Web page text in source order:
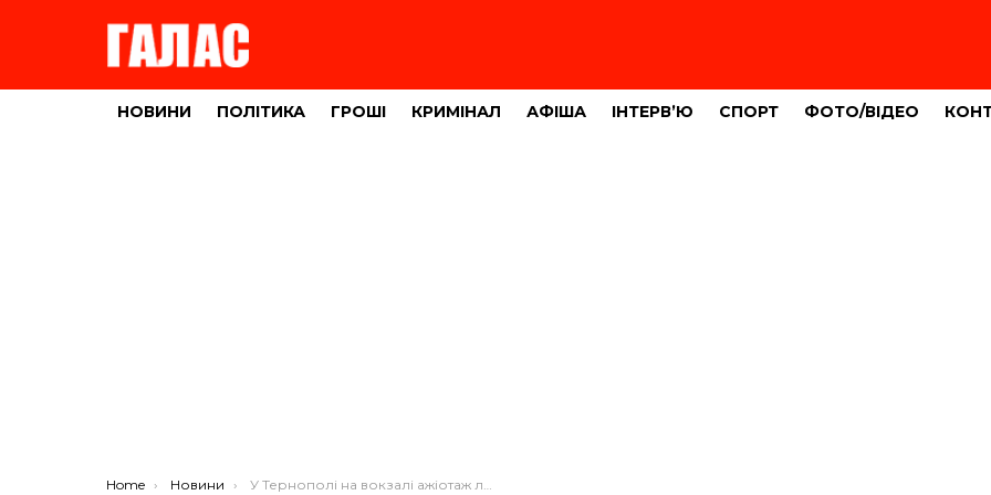
НОВИНИ ПОЛІТИКА ГРОШІ КРИМІНАЛ АФІША ІНТЕРВ’Ю СПОРТ ФОТО/ВІДЕО
You are here:
Home Новини У Тернополі на вокзалі ажіотаж людей у чорному (ВІДЕО)